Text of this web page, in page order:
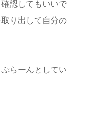
確認してもいいで
り出して自分の
らーんとしてい